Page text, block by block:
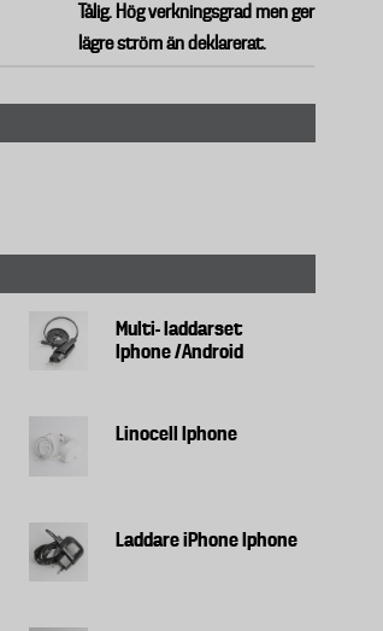
Tålig. Hög verkningsgrad men ger
lägreström ändeklarerat.
Multi- laddarset
Iphone /Android
Linocell Iphone
Laddare iPhone Iphone